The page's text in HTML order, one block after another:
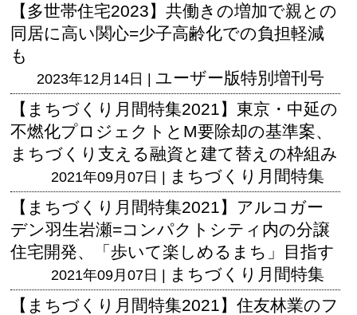
【多世帯住宅2023】共働きの増加で親との
同居に高い関心=少子高齢化での負担軽減
も
2023年12月14日 | ユーザー版特別増刊号
【まちづくり月間特集2021】東京・中延の
不燃化プロジェクトとM要除却の基準案、
まちづくり支える融資と建て替えの枠組み
2021年09月07日 | まちづくり月間特集
【まちづくり月間特集2021】アルコガー
デン羽生岩瀬=コンパクトシティ内の分譲
住宅開発、「歩いて楽しめるまち」目指す
2021年09月07日 | まちづくり月間特集
【まちづくり月間特集2021】住友林業のフ